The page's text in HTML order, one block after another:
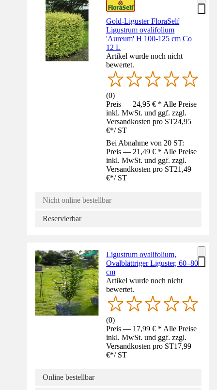
Gold-Liguster FloraSelf
Ligustrum ovalifolium
'Aureum' H 100-125 cm Co
12 L
Artikel wurde noch nicht
bewertet.
(0)
Preis — 24,95 € * Alle Preise
inkl. MwSt. und ggf. zzgl.
Versandkosten pro ST24,95
€*/ ST
Bei Abnahme von 20 ST:
Preis — 21,49 € * Alle Preise
inkl. MwSt. und ggf. zzgl.
Versandkosten pro ST21,49
€*/ ST
Nicht online bestellbar
Reservierbar
Ligustrum ovalifolium,
Ovalblättriger Liguster, 60–80
cm
Artikel wurde noch nicht
bewertet.
(0)
Preis — 17,99 € * Alle Preise
inkl. MwSt. und ggf. zzgl.
Versandkosten pro ST17,99
€*/ ST
Online bestellbar